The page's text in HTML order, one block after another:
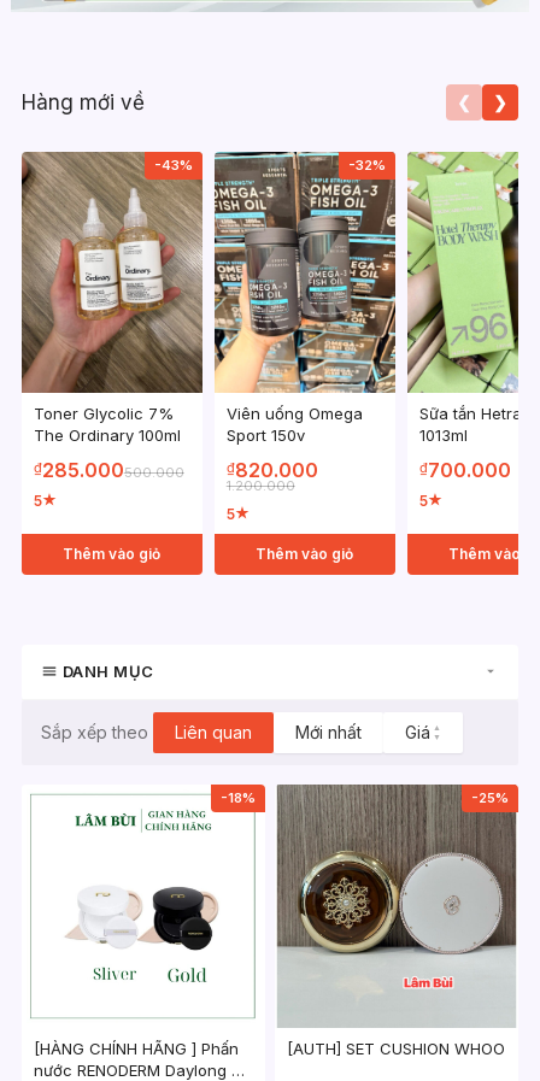
Hàng mới về ❮ ❯
-43%
Toner Glycolic 7%
The Ordinary 100ml
₫285.000500.000
5★
Thêm vào giỏ
-32%
Viên uống Omega
Sport 150v
₫820.000
1.200.000
5★
Thêm vào giỏ
Sữa tắn Hetras
1013ml
₫700.000
5★
Thêm vào
DANH MỤC
Sắp xếp theo Liên quan Mới nhất Giá ▲
▼
-18%
[HÀNG CHÍNH HÃNG ] Phấn
nước RENODERM Daylong BB
-25%
[AUTH] SET CUSHION WHOO